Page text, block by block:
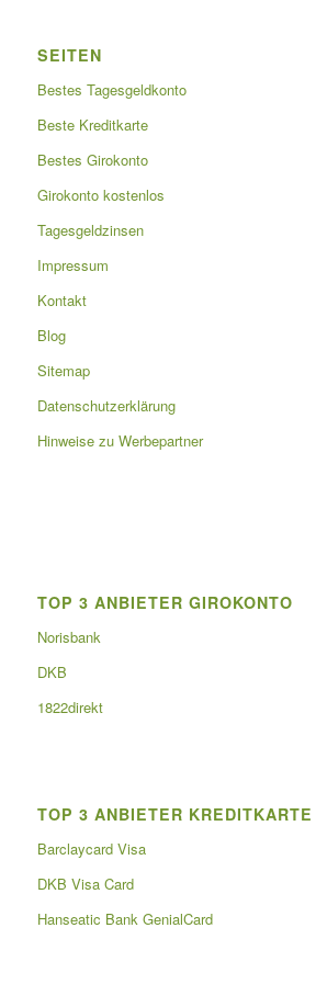
SEITEN
Bestes Tagesgeldkonto
Beste Kreditkarte
Bestes Girokonto
Girokonto kostenlos
Tagesgeldzinsen
Impressum
Kontakt
Blog
Sitemap
Datenschutzerklärung
Hinweise zu Werbepartner
TOP 3 ANBIETER GIROKONTO
Norisbank
DKB
1822direkt
TOP 3 ANBIETER KREDITKARTE
Barclaycard Visa
DKB Visa Card
Hanseatic Bank GenialCard